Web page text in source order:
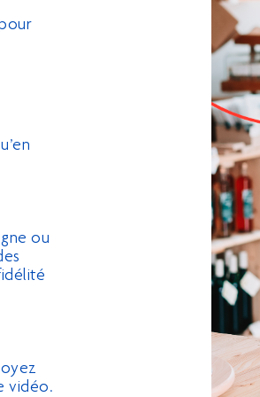
ou
vidéo.